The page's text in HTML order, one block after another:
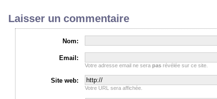
Laisser un commentaire
Nom:
Email:
Votre adresse email ne serapas révélée sur ce site.
Site web:
Votre URL sera affichée.